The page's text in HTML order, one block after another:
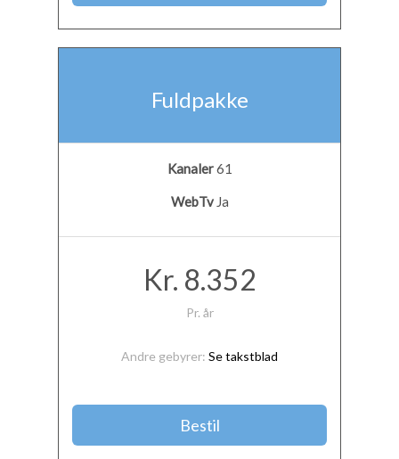
Fuldpakke
Kanaler61
WebTvJa
Kr. 8.352
Pr. år
Andre gebyrer: Se takstblad
Bestil